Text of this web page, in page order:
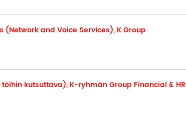
and Voice Services), K Group
kutsuttava), K-ryhmän Group Financial & HR